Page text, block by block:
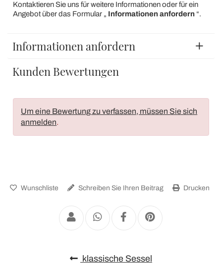
Kontaktieren Sie uns für weitere Informationen oder für ein
Angebot über das Formular „ Informationen anfordern “.
Informationen anfordern
Kunden Bewertungen
Um eine Bewertung zu verfassen, müssen Sie sich
anmelden.
Wunschliste Schreiben Sie Ihren Beitrag Drucken
klassische Sessel